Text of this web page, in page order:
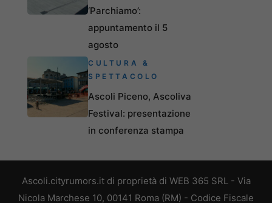
‘Parchiamo’:
appuntamento il 5
agosto
CULTURA &
SPETTACOLO
Ascoli Piceno, Ascoliva
Festival: presentazione
in conferenza stampa
Ascoli.cityrumors.it di proprietà di WEB 365 SRL - Via
Nicola Marchese 10, 00141 Roma (RM) - Codice Fiscale